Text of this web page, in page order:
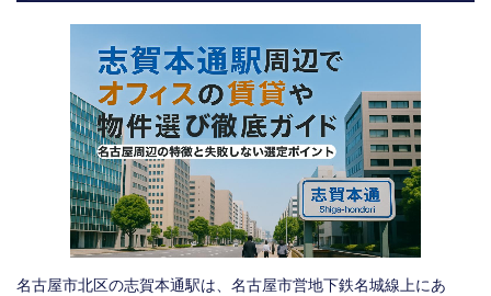
名古屋市北区の志賀本通駅は、名古屋市営地下鉄名城線上にあ